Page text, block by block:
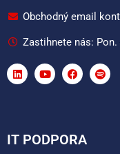
Obchodný email
Zastihnete nás: Pon.
IT PODPORA